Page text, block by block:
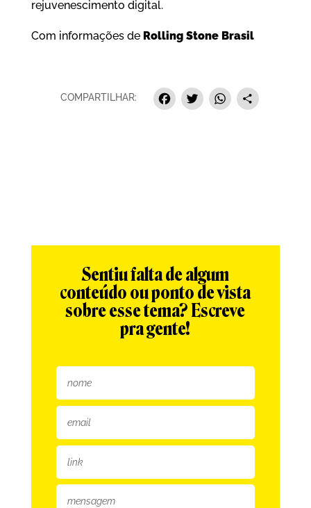
rejuvenescimento digital.
Com informações de Rolling Stone Brasil
COMPARTILHAR: Facebook
Twitter
Sentiu falta de algum
conteúdo ou ponto de vista
sobre esse tema? Escreve
pra gente!